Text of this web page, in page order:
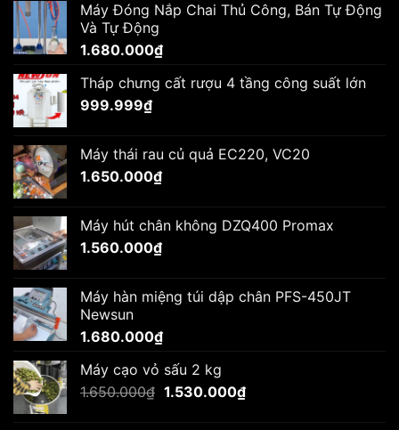
Máy Đóng Nắp Chai Thủ Công, Bán Tự Động
Và Tự Động
1.680.000₫
Tháp chưng cất rượu 4 tầng công suất lớn
999.999₫
Máy thái rau củ quả EC220, VC20
1.650.000₫
Máy hút chân không DZQ400 Promax
1.560.000₫
Máy hàn miệng túi dập chân PFS-450JT
Newsun
1.680.000₫
Máy cạo vỏ sấu 2 kg
1.650.000₫ Giá
1.530.000₫Giá